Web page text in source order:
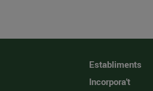
Establiments
Incorpora't